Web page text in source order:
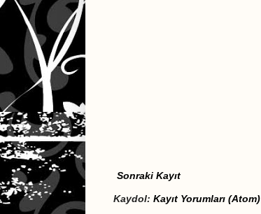
Sonraki Kayıt
Kaydol: Kayıt Yorumları (Atom)